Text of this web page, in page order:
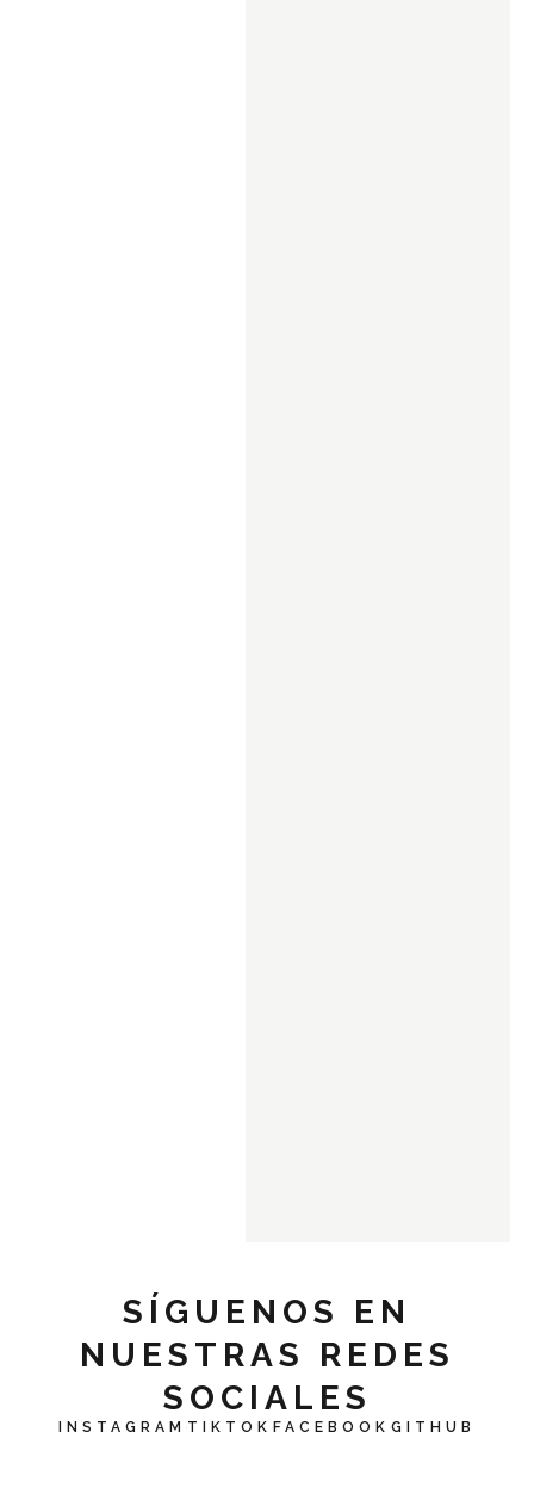
SÍGUENOS EN
NUESTRAS REDES
SOCIALES
INSTAGRAM TIKTOK FACEBOOK GITHUB